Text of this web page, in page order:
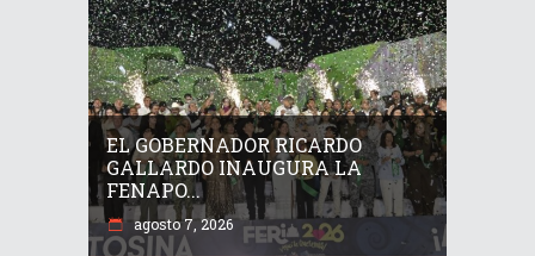
EL GOBERNADOR RICARDO
GALLARDO INAUGURA LA
FENAPO...
agosto 7, 2026